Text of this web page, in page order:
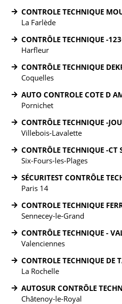
CONTROLE TECHNIQUE
La Farlède
CONTRÔLE TECHNIQUE -
Harfleur
CONTRÔLE TECHNIQUE
Coquelles
AUTO CONTROLE COTE D
Pornichet
CONTRÔLE TECHNIQUE -
Villebois-Lavalette
CONTRÔLE TECHNIQUE -CT
Six-Fours-les-Plages
SÉCURITEST CONTRÔLE
Paris 14
CONTROLE TECHNIQUE
Sennecey-le-Grand
CONTRÔLE TECHNIQUE -
Valenciennes
CONTROLE TECHNIQUE DE
La Rochelle
AUTOSUR CONTRÔLE
Châtenoy-le-Royal